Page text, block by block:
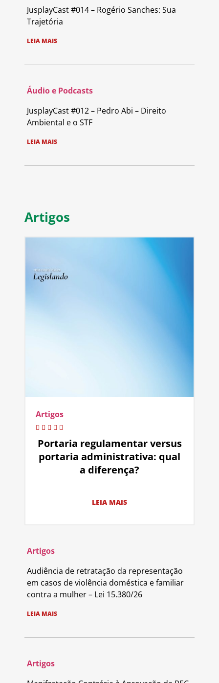
JusplayCast #014 – Rogério Sanches: Sua
Trajetória
LEIA MAIS
Áudio e Podcasts
JusplayCast #012 – Pedro Abi – Direito
Ambiental e o STF
LEIA MAIS
Artigos
Artigos
Portaria regulamentar versus
portaria administrativa: qual
a diferença?
LEIA MAIS
Artigos
Audiência de retratação da representação
em casos de violência doméstica e familiar
contra a mulher – Lei 15.380/26
LEIA MAIS
Artigos